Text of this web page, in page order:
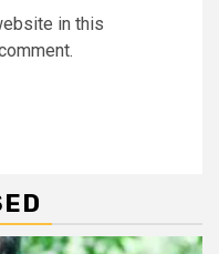
in this